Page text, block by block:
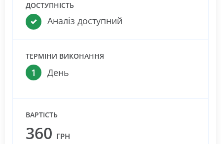
ДОСТУПНІСТЬ
Аналіз доступний
ТЕРМІНИ ВИКОНАННЯ
1 День
ВАРТІСТЬ
360 ГРН